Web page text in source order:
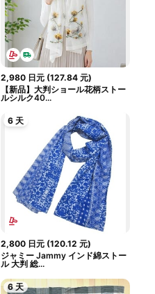
2,980 日元 (127.84 元)
【新品】大判ショール花柄ストー
ルシルク40...
6 天
2,800 日元 (120.12 元)
ジャミー Jammy インド綿ストー
ル 大判 総...
6 天